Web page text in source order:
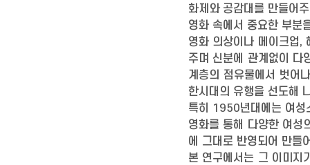
화제와 공감대를 만들어
영화 속에서 중요한 부분
영화 의상이나 메이크업,
주며 신분에 관계없이 다
계층의 점유물에서 벗어
한시대의 유행을 선도해
특히 1950년대에는 여성
영화를 통해 다양한 여성
에 그대로 반영되어 만들
본 연구에서는 그 이미지